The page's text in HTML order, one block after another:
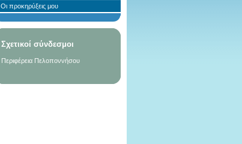
Οι προκηρύξεις μου
Σχετικοί σύνδεσμοι
Περιφέρεια Πελοποννήσου